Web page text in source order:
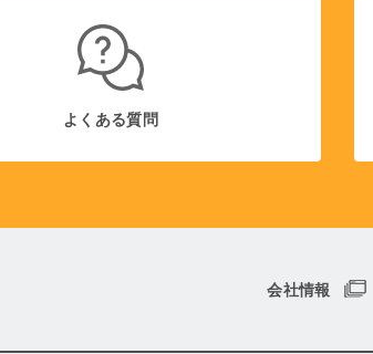
よくある質問
会社情報